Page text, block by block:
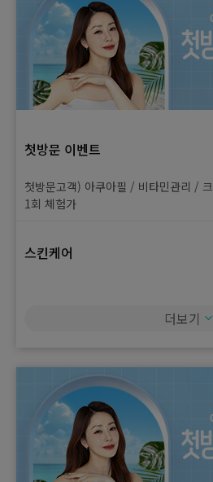
첫방문 이벤트
첫방문고객) 아쿠아필 / 비타민관리 /
1회 체험가
스킨케어
더보기